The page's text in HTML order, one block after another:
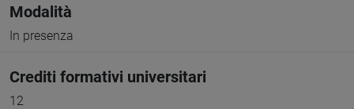
Modalità
In presenza
Crediti formativi universitari
12